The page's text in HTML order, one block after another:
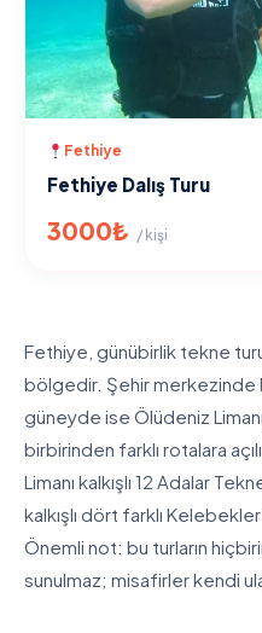
Fethiye
Fethiye Dalış Turu
3000₺ / kişi
Fethiye, günübirlik tekne
bölgedir. Şehir merkezinde
güneyde ise Ölüdeniz
birbirinden farklı rotalara
Limanı kalkışlı 12 Adalar
kalkışlı dört farklı
Önemli not: bu turların
sunulmaz; misafirler kendi